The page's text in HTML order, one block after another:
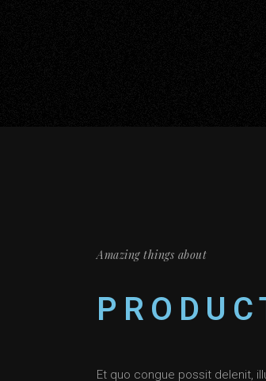
Amazing things about
Et quo congue possit delenit,